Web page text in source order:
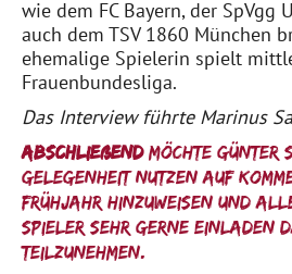
wie dem FC Bayern, der SpVgg
auch dem TSV 1860 München
ehemalige Spielerin spielt
Frauenbundesliga.
Das Interview führte Marinus
Abschließendmöchte Günter
Gelegenheit nutzen auf
Frühjahr hinzuweisen und
Spieler sehr gerne einladen
teilzunehmen.